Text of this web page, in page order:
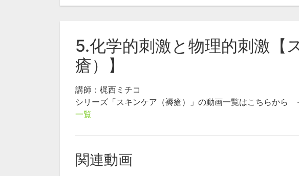
5.化学的刺激と物理的刺激【
瘡）】
講師：梶西ミチコ
シリーズ「スキンケア（褥瘡）」の動画一覧はこちらか
一覧
関連動画